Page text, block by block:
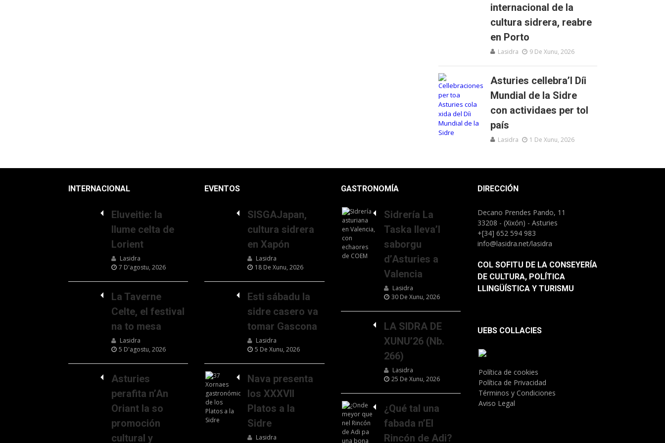
internacional de la
cultura sidrera, reabre
en Porto
Lasidra 9 De Xunu, 2026
Asturies cellebra’l Díi
Mundial de la Sidre
con actividaes per tol
país
Lasidra 1 De Xunu, 2026
INTERNACIONAL
Eluveitie: la
llume celta de
Lorient
Lasidra
7 D'agostu, 2026
La Taverne
Celte, el festival
na to mesa
Lasidra
5 D'agostu, 2026
Asturies
perafita n’An
Oriant la so
promoción
cultural y
EVENTOS
SISGAJapan,
cultura sidrera
en Xapón
Lasidra
18 De Xunu, 2026
Esti sábadu la
sidre casero va
tomar Gascona
Lasidra
5 De Xunu, 2026
Nava presenta
los XXXVII
Platos a la
Sidre
Lasidra
GASTRONOMÍA
Sidrería La
Taska lleva’l
saborgu
d’Asturies a
Valencia
Lasidra
30 De Xunu, 2026
LA SIDRA DE
XUNU’26 (Nb.
266)
Lasidra
25 De Xunu, 2026
¿Qué tal una
fabada n’El
Rincón de Adi?
DIRECCIÓN
Decano Prendes Pando, 11
33208 - (Xixón) - Asturies
+[34] 652 594 983
info@lasidra.net/lasidra
COL SOFITU DE LA CONSEYERÍA
DE CULTURA, POLÍTICA
LLINGÜÍSTICA Y TURISMU
UEBS COLLACIES
Política de cookies
Política de Privacidad
Términos y Condiciones
Aviso Legal